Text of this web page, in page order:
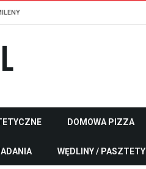
DOMOWA PIZZA
WĘDLINY / PASZTETY